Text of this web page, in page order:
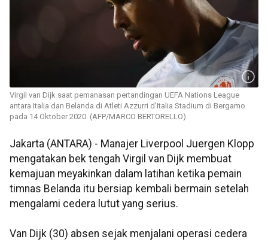
Virgil van Dijk saat pemanasan pertandingan UEFA Nations League
antara Italia dan Belanda di Atleti Azzurri d'Italia Stadium di Bergamo
pada 14 Oktober 2020. (AFP/MARCO BERTORELLO)
Jakarta (ANTARA) - Manajer Liverpool Juergen Klopp
mengatakan bek tengah Virgil van Dijk membuat
kemajuan meyakinkan dalam latihan ketika pemain
timnas Belanda itu bersiap kembali bermain setelah
mengalami cedera lutut yang serius.
Van Dijk (30) absen sejak menjalani operasi cedera